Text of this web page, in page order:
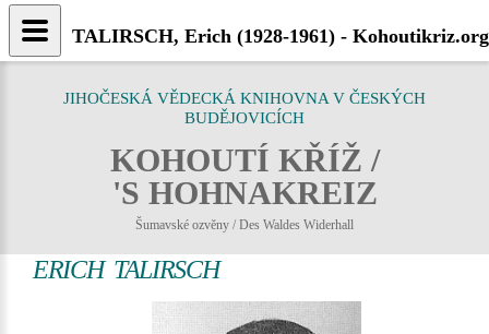
JIHOČESKÁ VĚDECKÁ KNIHOVNA V ČESKÝCH
BUDĚJOVICÍCH
KOHOUTÍ KŘÍŽ /
'S HOHNAKREIZ
Šumavské ozvěny / Des Waldes Widerhall
ERICH TALIRSCH
TALIRSCH, Erich (1928-1961) - Kohoutikriz.org